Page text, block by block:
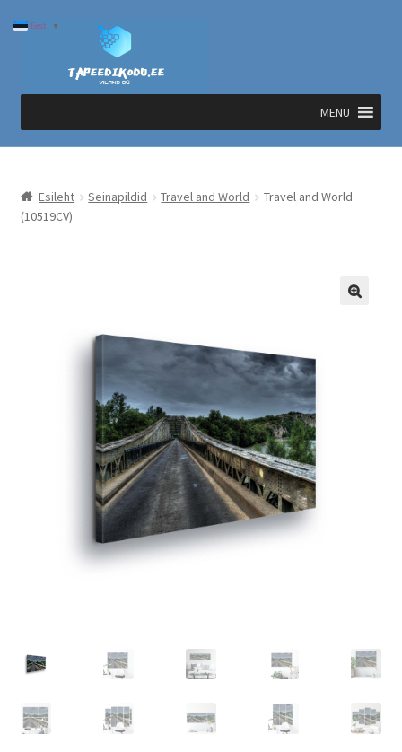
Liigu
navigeerimisele
Liigu
MENU
Esileht Seinapildid Travel and World
Travel and World
(10519CV)
Eesti ▼